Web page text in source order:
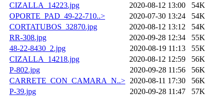
CIZALLA_14223.jpg
2020-08-12 13:00
54K
OPORTE_PAD_49-22-710..>
2020-07-30 13:24
54K
CORTATUBOS_32870.jpg
2020-08-12 13:12
54K
RR-308.jpg
2020-09-28 12:34
55K
48-22-8430_2.jpg
2020-08-19 11:13
55K
CIZALLA_14218.jpg
2020-08-12 12:59
56K
P-802.jpg
2020-09-28 11:56
56K
CARRETE_CON_CAMARA_N..> 2020-08-11 17:30
56K
P-39.jpg
2020-09-28 11:47
57K